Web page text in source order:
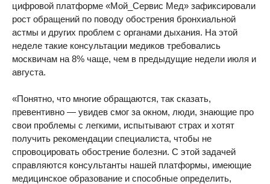
цифровой платформе «Мой_Сервис Мед» зафиксировали
рост обращений по поводу обострения бронхиальной
астмы и других проблем с органами дыхания. На этой
неделе такие консультации медиков требовались
москвичам на 8% чаще, чем в предыдущие недели июля и
августа.
«Понятно, что многие обращаются, так сказать,
превентивно — увидев смог за окном, люди, знающие про
свои проблемы с легкими, испытывают страх и хотят
получить рекомендации специалиста, чтобы не
спровоцировать обострение болезни. С этой задачей
справляются консультанты нашей платформы, имеющие
медицинское образование и способные определить,